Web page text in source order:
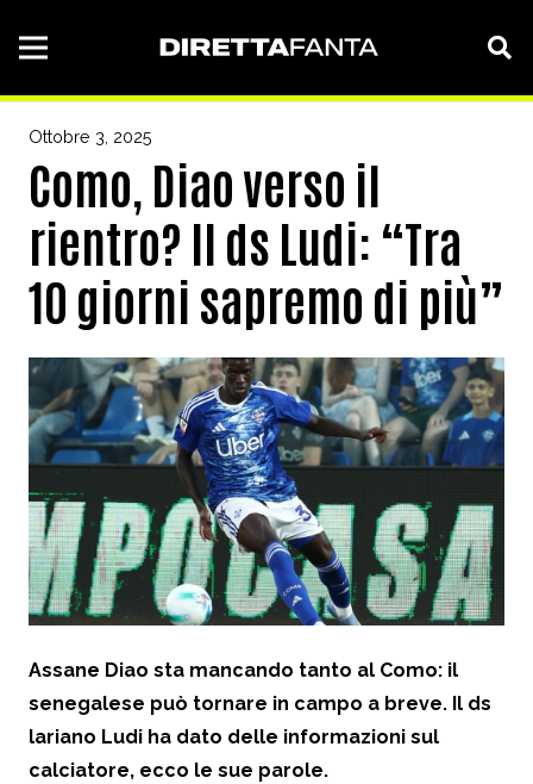
Ottobre 3, 2025
Como, Diao verso il
rientro? Il ds Ludi: “Tra
10 giorni sapremo di più”
Assane Diao sta mancando tanto al Como: il
senegalese può tornare in campo a breve. Il ds
lariano Ludi ha dato delle informazioni sul
calciatore, ecco le sue parole.